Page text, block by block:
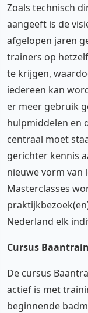
Zoals technisch
aangeeft is de
afgelopen jaren
trainers op
te krijgen,
iedereen kan
er meer gebruik
hulpmiddelen en
centraal moet
gerichter kennis
nieuwe vorm van
Masterclasses
Nederland elk
Cursus
De cursus
actief is met
beginnende